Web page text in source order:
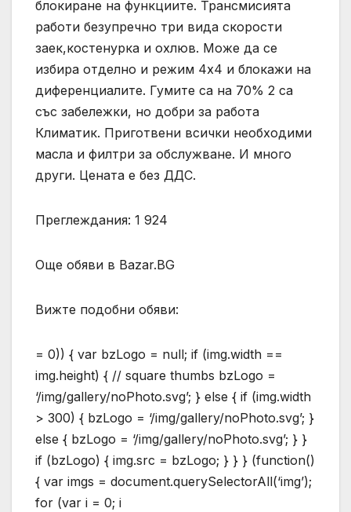
блокиране на функциите. Трансмисията
работи безупречно три вида скорости
заек,костенурка и охлюв. Може да се
избира отделно и режим 4х4 и блокажи на
диференциалите. Гумите са на 70% 2 са
със забележки, но добри за работа
Климатик. Приготвени всички необходими
масла и филтри за обслужване. И много
други. Цената е без ДДС.
Преглеждания: 1 924
Още обяви в Bazar.BG
Вижте подобни обяви:
= 0)) { var bzLogo = null; if (img.width ==
img.height) { // square thumbs bzLogo =
‘/img/gallery/noPhoto.svg’; } else { if (img.width
> 300) { bzLogo = ‘/img/gallery/noPhoto.svg’; }
else { bzLogo = ‘/img/gallery/noPhoto.svg’; } }
if (bzLogo) { img.src = bzLogo; } } } (function()
{ var imgs = document.querySelectorAll(‘img’);
for (var i = 0; i